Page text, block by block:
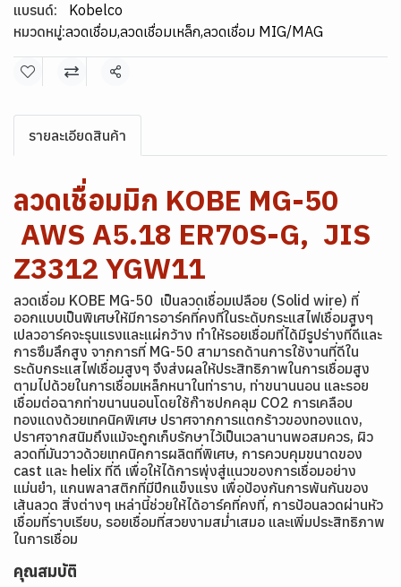
แบรนด์:
Kobelco
หมวดหมู่:ลวดเชื่อม,ลวดเชื่อมเหล็ก,ลวดเชื่อม MIG/MAG
แชร์
รายละเอียดสินค้า
ลวดเชื่อมมิก KOBE MG-50
AWS A5.18 ER70S-G, JIS
Z3312 YGW11
ลวดเชื่อม KOBE MG-50 เป็นลวดเชื่อมเปลือย (Solid wire) ที่
ออกแบบเป็นพิเศษให้มีการอาร์คที่คงที่ในระดับกระแสไฟเชื่อมสูงๆ
เปลวอาร์คจะรุนแรงและแผ่กว้าง ทำให้รอยเชื่อมที่ได้มีรูปร่างที่ดีและ
การซึมลึกสูง จากการที่ MG-50 สามารถด้านการใช้งานที่ดีใน
ระดับกระแสไฟเชื่อมสูงๆ จึงส่งผลให้ประสิทธิภาพในการเชื่อมสูง
ตามไปด้วยในการเชื่อมเหล็กหนาในท่าราบ, ท่าขนานนอน และรอย
เชื่อมต่อฉากท่าขนานนอนโดยใช้ก๊าซปกคลุม CO2 การเคลือบ
ทองแดงด้วยเทคนิคพิเศษ ปราศจากการแตกร้าวของทองแดง,
ปราศจากสนิมถึงแม้จะถูกเก็บรักษาไว้เป็นเวลานานพอสมควร, ผิว
ลวดที่มันวาวด้วยเทคนิคการผลิตที่พิเศษ, การควบคุมขนาดของ
cast และ helix ที่ดี เพื่อให้ได้การพุ่งสู่แนวของการเชื่อมอย่าง
แม่นยำ, แกนพลาสติกที่มีปีกแข็งแรง เพื่อป้องกันการพันกันของ
เส้นลวด สิ่งต่างๆ เหล่านี้ช่วยให้ได้อาร์คที่คงที่, การป้อนลวดผ่านหัว
เชื่อมที่ราบเรียบ, รอยเชื่อมที่สวยงามสม่ำเสมอ และเพิ่มประสิทธิภาพ
ในการเชื่อม
คุณสมบัติ